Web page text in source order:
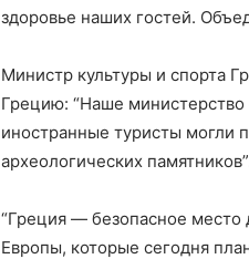
здоровье наших гостей.
Министр культуры и спорта
Грецию: “Наше министерство
иностранные туристы могли
археологических
“Греция — безопасное место
Европы, которые сегодня